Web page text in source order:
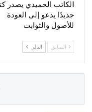
الكاتب الحميدي يصدر
جديدًا يدعو إلى العودة
للأصول والثوابت
السابق التالي